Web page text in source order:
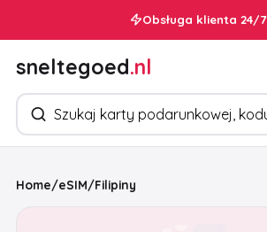
Obsługa klienta 24/7
sneltegoed.nl
Szukaj produktów
Home/eSIM/Filipiny